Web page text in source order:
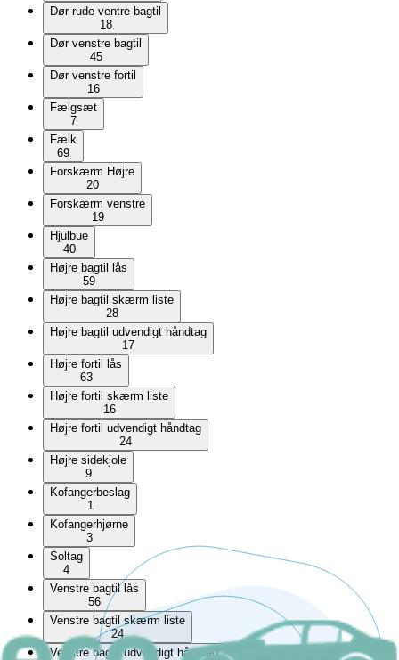
Dør rude ventre bagtil
18
Dør venstre bagtil
45
Dør venstre fortil
16
Fælgsæt
7
Fælk
69
Forskærm Højre
20
Forskærm venstre
19
Hjulbue
40
Højre bagtil lås
59
Højre bagtil skærm liste
28
Højre bagtil udvendigt håndtag
17
Højre fortil lås
63
Højre fortil skærm liste
16
Højre fortil udvendigt håndtag
24
Højre sidekjole
9
Kofangerbeslag
1
Kofangerhjørne
3
Soltag
4
Venstre bagtil lås
56
Venstre bagtil skærm liste
24
Venstre bagtil udvendigt håndtag